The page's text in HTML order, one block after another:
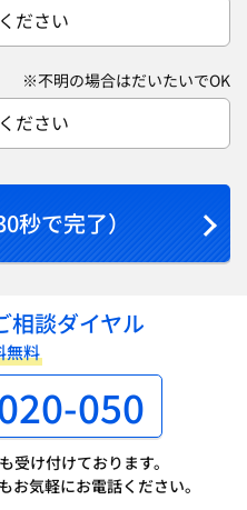
ださい
※不明の場合はだいたいでOK
ださい
秒で完了）
相談ダイヤル
無料
050
受け付けております。
お気軽にお電話ください。